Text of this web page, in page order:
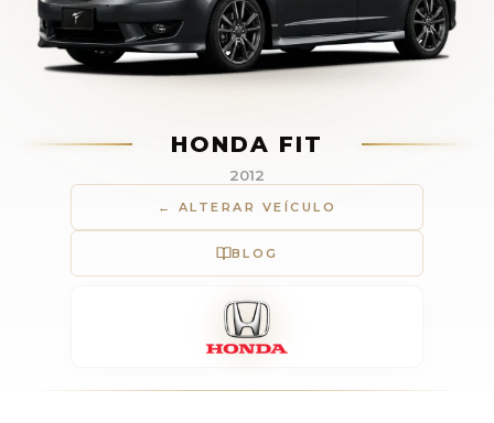
HONDA FIT
2012
← ALTERAR VEÍCULO
BLOG